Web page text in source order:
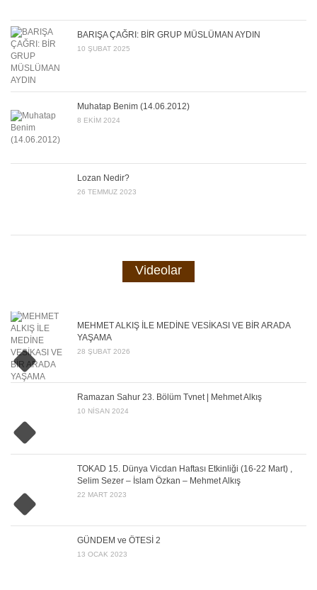
BARIŞA ÇAĞRI: BİR GRUP MÜSLÜMAN AYDIN
10 ŞUBAT 2025
Muhatap Benim (14.06.2012)
8 EKIM 2024
Lozan Nedir?
26 TEMMUZ 2023
Videolar
MEHMET ALKIŞ İLE MEDİNE VESİKASI VE BİR ARADA
YAŞAMA
28 ŞUBAT 2026
Ramazan Sahur 23. Bölüm Tvnet | Mehmet Alkış
10 NISAN 2024
TOKAD 15. Dünya Vicdan Haftası Etkinliği (16-22 Mart) ,
Selim Sezer – İslam Özkan – Mehmet Alkış
22 MART 2023
GÜNDEM ve ÖTESİ 2
13 OCAK 2023